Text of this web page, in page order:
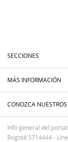
SECCIONES
MÁS INFORMACIÓN
CONOZCA NUESTROS
Info general del
Bogotá 5714444 -